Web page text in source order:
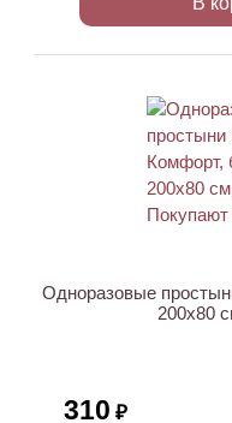
Одноразовые
200х80
310 ₽